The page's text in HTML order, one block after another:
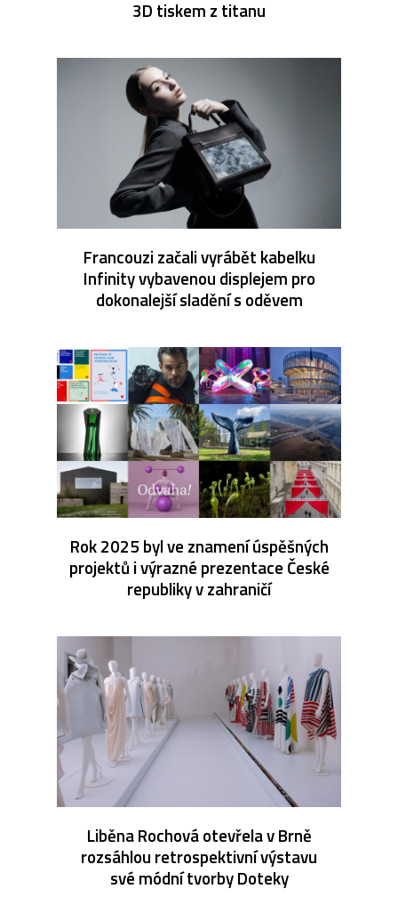
3D tiskem z titanu
Francouzi začali vyrábět kabelku
Infinity vybavenou displejem pro
dokonalejší sladění s oděvem
Rok 2025 byl ve znamení úspěšných
projektů i výrazné prezentace České
republiky v zahraničí
Liběna Rochová otevřela v Brně
rozsáhlou retrospektivní výstavu
své módní tvorby Doteky